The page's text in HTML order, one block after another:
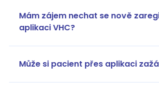
Mám zájem nechat se nově
aplikaci VHC?
Může si pacient přes aplikaci